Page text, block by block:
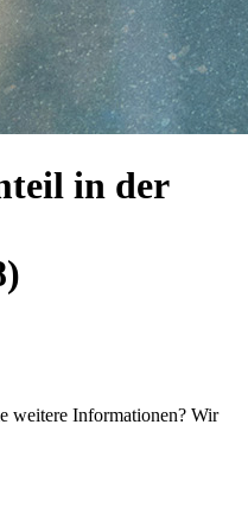
in der
weitere Informationen? Wir